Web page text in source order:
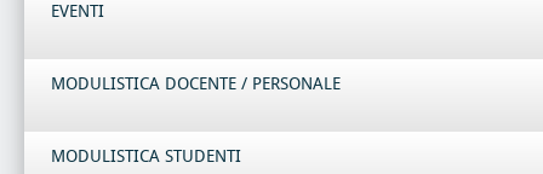
EVENTI
MODULISTICA DOCENTE / PERSONALE
MODULISTICA STUDENTI